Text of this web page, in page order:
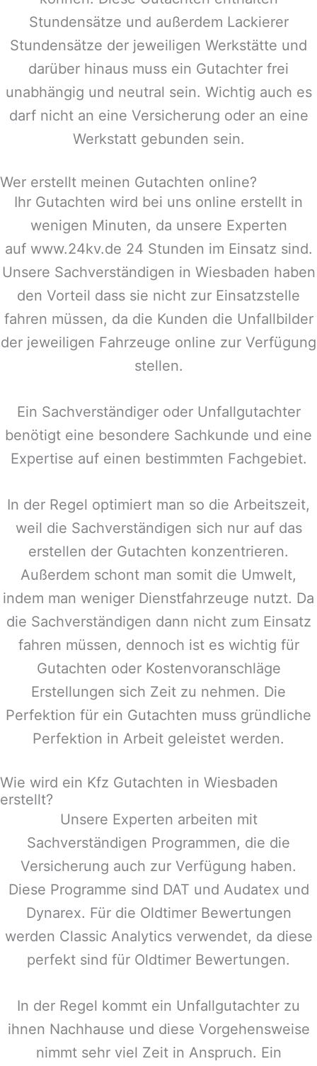
Stundensätze und außerdem Lackierer
Stundensätze der jeweiligen Werkstätte und
darüber hinaus muss ein Gutachter frei
unabhängig und neutral sein. Wichtig auch es
darf nicht an eine Versicherung oder an eine
Werkstatt gebunden sein.
Wer erstellt meinen Gutachten online?
Ihr Gutachten wird bei uns online erstellt in
wenigen Minuten, da unsere Experten
auf www.24kv.de 24 Stunden im Einsatz sind.
Unsere Sachverständigen in Wiesbaden haben
den Vorteil dass sie nicht zur Einsatzstelle
fahren müssen, da die Kunden die Unfallbilder
der jeweiligen Fahrzeuge online zur Verfügung
stellen.
Ein Sachverständiger oder Unfallgutachter
benötigt eine besondere Sachkunde und eine
Expertise auf einen bestimmten Fachgebiet.
In der Regel optimiert man so die Arbeitszeit,
weil die Sachverständigen sich nur auf das
erstellen der Gutachten konzentrieren.
Außerdem schont man somit die Umwelt,
indem man weniger Dienstfahrzeuge nutzt. Da
die Sachverständigen dann nicht zum Einsatz
fahren müssen, dennoch ist es wichtig für
Gutachten oder Kostenvoranschläge
Erstellungen sich Zeit zu nehmen. Die
Perfektion für ein Gutachten muss gründliche
Perfektion in Arbeit geleistet werden.
Wie wird ein Kfz Gutachten in Wiesbaden
erstellt?
Unsere Experten arbeiten mit
Sachverständigen Programmen, die die
Versicherung auch zur Verfügung haben.
Diese Programme sind DAT und Audatex und
Dynarex. Für die Oldtimer Bewertungen
werden Classic Analytics verwendet, da diese
perfekt sind für Oldtimer Bewertungen.
In der Regel kommt ein Unfallgutachter zu
ihnen Nachhause und diese Vorgehensweise
nimmt sehr viel Zeit in Anspruch. Ein